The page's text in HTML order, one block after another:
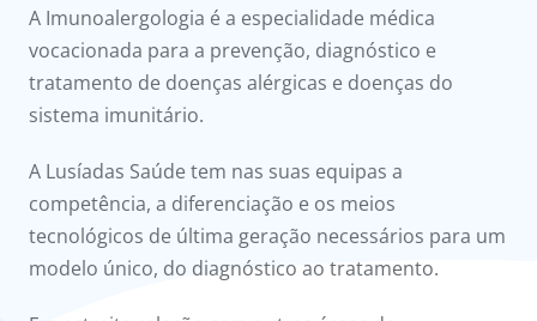
A Imunoalergologia é a especialidade médica
vocacionada para a prevenção, diagnóstico e
tratamento de doenças alérgicas e doenças do
sistema imunitário.
A Lusíadas Saúde tem nas suas equipas a
competência, a diferenciação e os meios
tecnológicos de última geração necessários para um
modelo único, do diagnóstico ao tratamento.